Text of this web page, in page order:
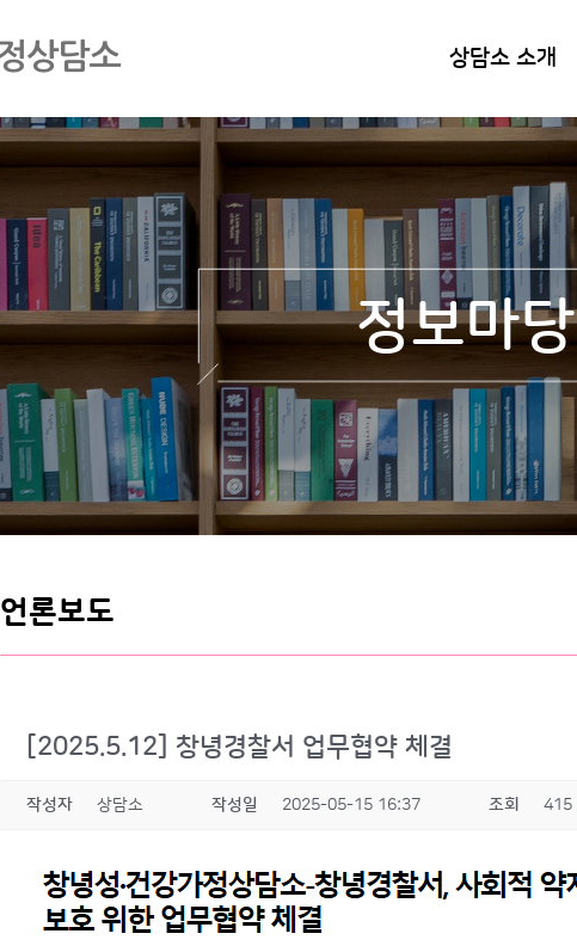
상담소 소개
정보마당
언론보도
[2025.5.12] 창녕경찰서 업무협약 체결
작성자 상담소 작성일 2025-05-15 16:37 조회 415